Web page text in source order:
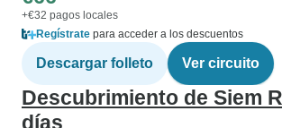
+€32 pagos locales
Regístrate para acceder a los descuentos
Descargar folleto Ver circuito
Descubrimiento de Siem
días